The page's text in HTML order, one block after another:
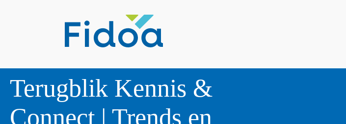
Terugblik Kennis &
Connect | Trends en